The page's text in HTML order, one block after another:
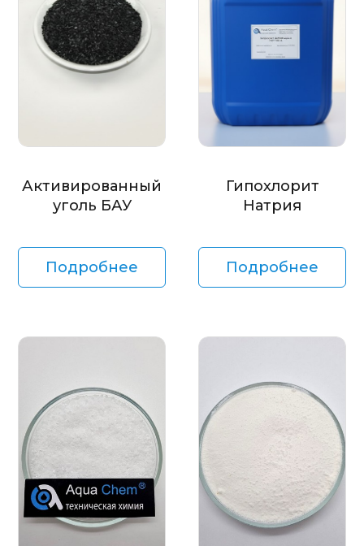
Активированный
уголь БАУ
Подробнее
Гипохлорит
Натрия
Подробнее